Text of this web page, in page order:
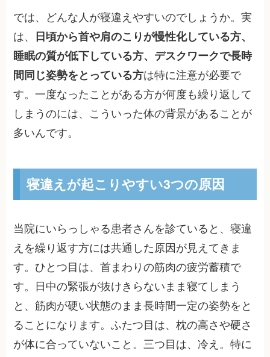
では、どんな人が寝違えやすいのでしょうか。実
は、
日頃から首や肩のこりが慢性化している方、
睡眠の質が低下している方、デスクワークで長時
間同じ姿勢をとっている方は特に注意が必要で
す。一度なったことがある方が何度も繰り返して
しまうのには、こういった体の背景があることが
多いんです。
寝違えが起こりやすい3つの原因
当院にいらっしゃる患者さんを診ていると、寝違
えを繰り返す方には共通した原因が見えてきま
す。ひとつ目は、首まわりの筋肉の疲労蓄積で
す。日中の緊張が抜けきらないまま寝てしまう
と、筋肉が硬い状態のまま長時間一定の姿勢をと
ることになります。ふたつ目は、枕の高さや硬さ
が体に合っていないこと。三つ目は、冷え。特に